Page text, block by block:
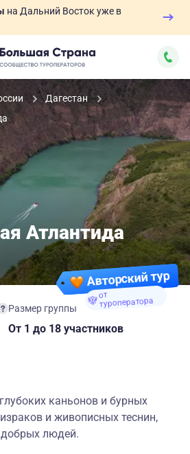
на Дальний Восток уже в
Дагестан
Авторский тур
от
туроператора
Атлантида
Размер группы
От 1 до 18 участников
каньонов и бурных
и живописных теснин,
людей.